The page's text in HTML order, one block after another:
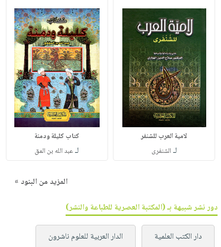
لامية العرب للشنفر
لـ الشنفرى
كتاب كليلة ودمنة
لـعبد الله بن المق
المزيد من البنود »
دور نشر شبيهة بـ (المكتبة العصرية للطباعة والنشر)
دار الكتب العلمية الدار العربية للعلوم ناشرون